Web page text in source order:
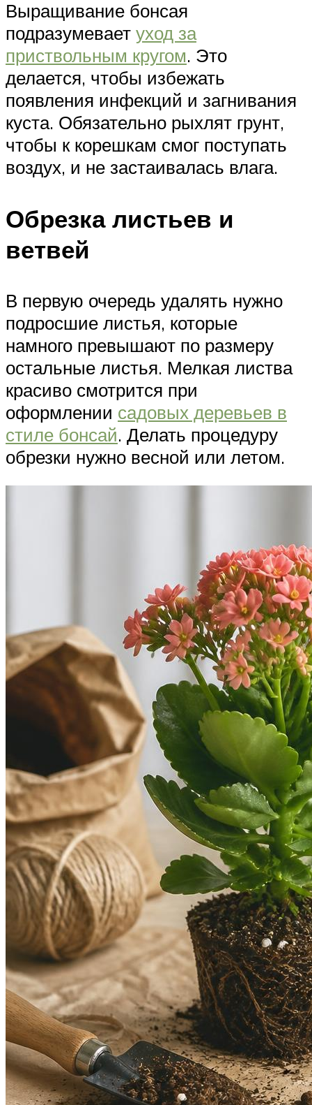
Выращивание бонсая
подразумевает уход за
приствольным кругом. Это
делается, чтобы избежать
появления инфекций и загнивания
куста. Обязательно рыхлят грунт,
чтобы к корешкам смог поступать
воздух, и не застаивалась влага.
Обрезка листьев и
ветвей
В первую очередь удалять нужно
подросшие листья, которые
намного превышают по размеру
остальные листья. Мелкая листва
красиво смотрится при
оформлении садовых деревьев в
стиле бонсай. Делать процедуру
обрезки нужно весной или летом.